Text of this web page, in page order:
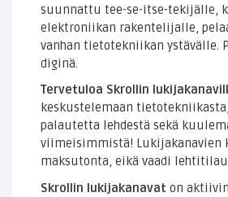
suunnattu tee-se-itse-tekijälle,
elektroniikan rakentelijalle,
vanhan tietotekniikan ystävälle.
diginä.
Tervetuloa Skrollin
keskustelemaan
palautetta lehdestä sekä
viimeisimmistä! Lukijakanavien
maksutonta, eikä vaadi
Skrollin lukijakanavat on